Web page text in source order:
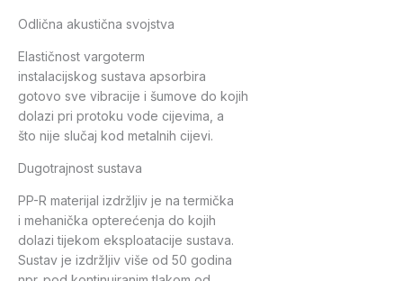
Odlična akustična svojstva
Elastičnost vargoterm
instalacijskog sustava apsorbira
gotovo sve vibracije i šumove do kojih
dolazi pri protoku vode cijevima, a
što nije slučaj kod metalnih cijevi.
Dugotrajnost sustava
PP-R materijal izdržljiv je na termička
i mehanička opterećenja do kojih
dolazi tijekom eksploatacije sustava.
Sustav je izdržljiv više od 50 godina